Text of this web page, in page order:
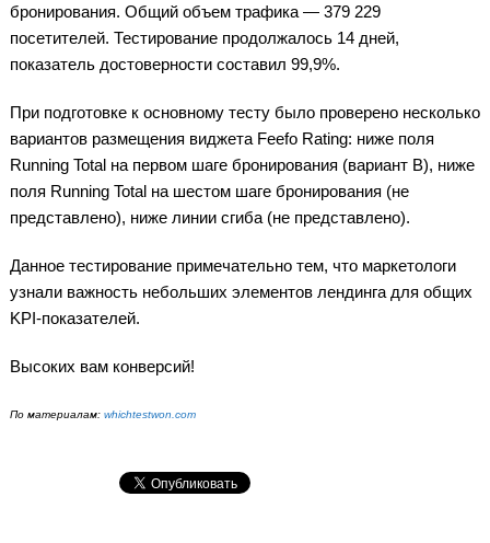
бронирования. Общий объем трафика — 379 229
посетителей. Тестирование продолжалось 14 дней,
показатель достоверности составил 99,9%.
При подготовке к основному тесту было проверено несколько
вариантов размещения виджета Feefo Rating: ниже поля
Running Total на первом шаге бронирования (вариант В), ниже
поля Running Total на шестом шаге бронирования (не
представлено), ниже линии сгиба (не представлено).
Данное тестирование примечательно тем, что маркетологи
узнали важность небольших элементов лендинга для общих
KPI-показателей.
Высоких вам конверсий!
По материалам: whichtestwon.com